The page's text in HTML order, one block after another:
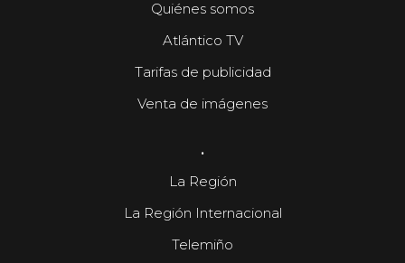
Quiénes somos
Atlántico TV
Tarifas de publicidad
Venta de imágenes
.
La Región
La Región Internacional
Telemiño